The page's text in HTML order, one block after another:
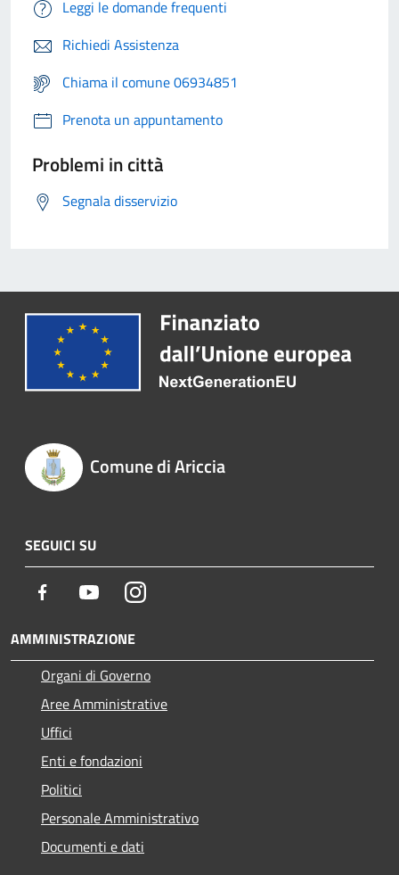
Leggi le domande frequenti
Richiedi Assistenza
Chiama il comune 06934851
Prenota un appuntamento
Problemi in città
Segnala disservizio
Comune di Ariccia
SEGUICI SU
Facebook YoutubeInstagram
AMMINISTRAZIONE
Organi di Governo
Aree Amministrative
Uffici
Enti e fondazioni
Politici
Personale Amministrativo
Documenti e dati